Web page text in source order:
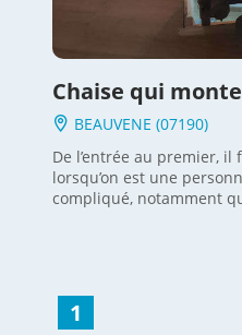
Chaise qui
BEAUVENE (07190)
De l’entrée au premier,
lorsqu’on est une
compliqué, notamment
stock de montes
permettant de prévoir
1